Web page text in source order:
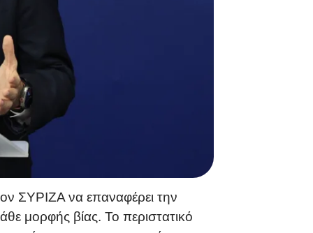
ΣΥΡΙΖΑ να επαναφέρει την
μορφής βίας. Το περιστατικό